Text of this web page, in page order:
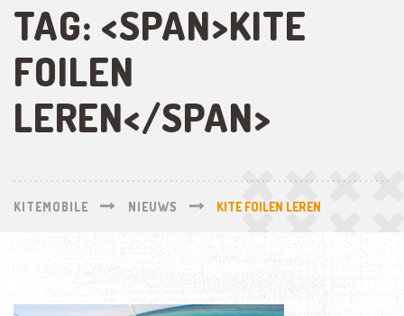
TAG: <SPAN>KITE
FOILEN
LEREN</SPAN>
KITEMOBILE NIEUWS KITE FOILEN LEREN